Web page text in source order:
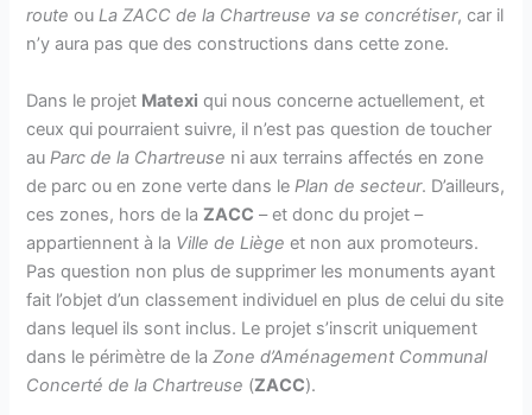
route ouLa ZACC de la Chartreuse va se concrétiser, car il
n’y aura pas que des constructions dans cette zone.
Dans le projet Matexi qui nous concerne actuellement, et
ceux qui pourraient suivre, il n’est pas question de toucher
auParc de la Chartreuse ni aux terrains affectés en zone
de parc ou en zone verte dans lePlan de secteur. D’ailleurs,
ces zones, hors de laZACC – et donc du projet –
appartiennent à la Ville de Liège et non aux promoteurs.
Pas question non plus de supprimer les monuments ayant
fait l’objet d’un classement individuel en plus de celui du site
dans lequel ils sont inclus. Le projet s’inscrit uniquement
dans le périmètre de laZone d’Aménagement Communal
Concerté de la Chartreuse (ZACC).